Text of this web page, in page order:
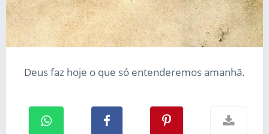
Deus faz hoje o que só entenderemos amanhã.